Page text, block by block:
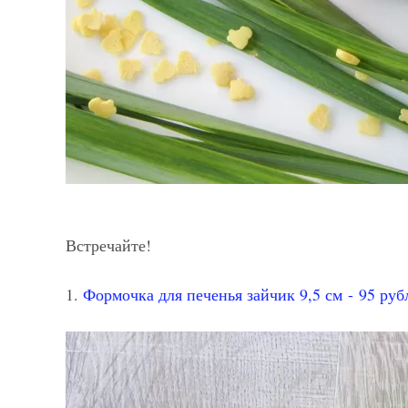
Встречайте!
1. Формочка для печенья зайчик 9,5 см - 95